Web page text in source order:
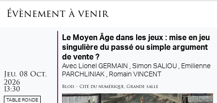
Évènement à venir
jeudi
Jeu. 08 octobre
Oct.
2026
13:30
TABLE RONDE
Le Moyen Âge dans les jeux : mise en jeu
singulière du passé ou simple argument
de vente ?
Avec Lionel GERMAIN , Simon SALIOU , Emilienne
PARCHLINIAK , Romain VINCENT
Blois • Cité du numérique, Grande salle